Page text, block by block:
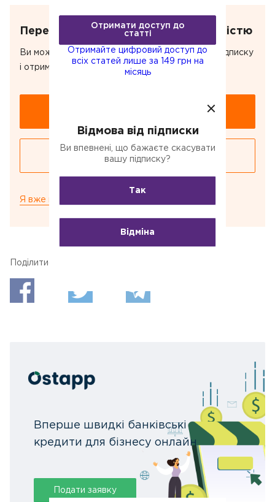
Передплатіть, щоб прочитати повністю
Ви можете купити цю статтю або оформити підписку
і отримати доступ до всіх статей.
Оформити підписку за 149 грн/міс
Я вже передплатив цю статтю
Отримати доступ до
статті
Отримайте цифровий доступ до
всіх статей лише за 149 грн на
місяць
Отримати доступ до
статті
Отримайте цифровий доступ до
всіх статей лише за 149 грн на
місяць
Поділитися:
Вперше швидкі банківські
кредити для бізнесу онлайн
Подати заявку
Відмова від підписки
Ви впевнені, що бажаєте скасувати
вашу підписку?
Так
Відміна